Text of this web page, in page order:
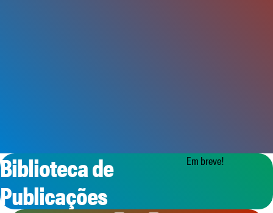
Biblioteca de
Publicações
Em breve!